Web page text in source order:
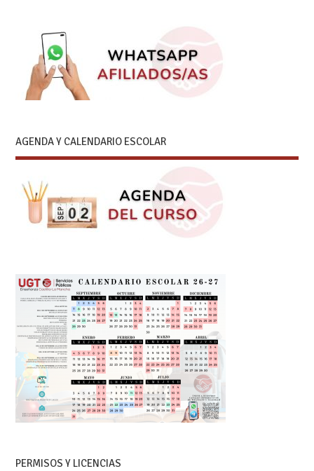
AGENDA Y CALENDARIO ESCOLAR
PERMISOS Y LICENCIAS